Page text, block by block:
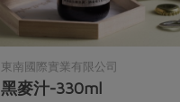
東南國際實業有限公司
黑麥汁-330ml